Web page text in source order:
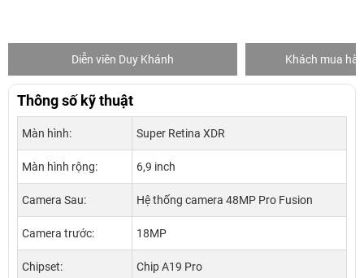
Diễn viên Duy Khánh Khách mua
Thông số kỹ thuật
Màn hình: Super Retina XDR
Màn hình rộng: 6,9 inch
Camera Sau: Hệ thống camera 48MP Pro Fusion
Camera trước: 18MP
Chipset: Chip A19 Pro